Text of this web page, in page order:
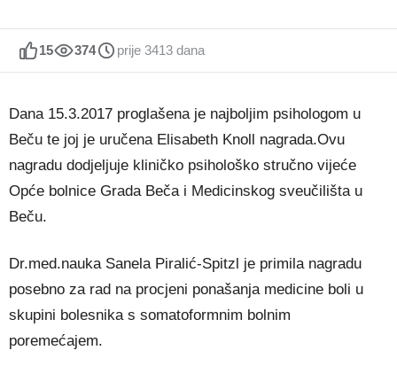
15 374 prije 3413 dana
Dana 15.3.2017 proglašena je najboljim psihologom u
Beču te joj je uručena Elisabeth Knoll nagrada.Ovu
nagradu dodjeljuje kliničko psihološko stručno vijeće
Opće bolnice Grada Beča i Medicinskog sveučilišta u
Beču.
Dr.med.nauka Sanela Piralić-Spitzl je primila nagradu
posebno za rad na procjeni ponašanja medicine boli u
skupini bolesnika s somatoformnim bolnim
poremećajem.